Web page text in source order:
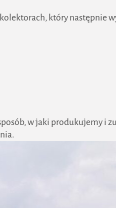
który następnie
w jaki produkujemy i